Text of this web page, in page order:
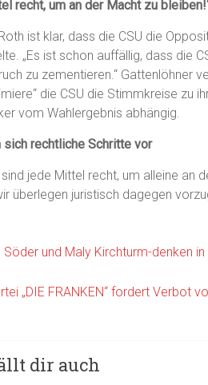
recht, um an der Macht zu
ist klar, dass die CSU die
„Es ist schon auffällig, dass die
zu zementieren.“ Gattenlöhner
die CSU die Stimmkreise zu
vom Wahlergebnis abhängig.
sich rechtliche Schritte vor
sind jede Mittel recht, um alleine an
überlegen juristisch dagegen
Söder und Maly Kirchturm-denken
„DIE FRANKEN“ fordert Verbot
dir auch